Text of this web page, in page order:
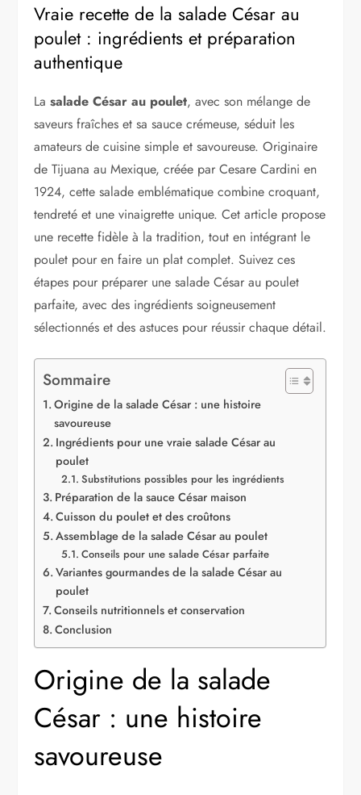
Vraie recette de la salade César au
poulet : ingrédients et préparation
authentique
Lasalade César au poulet, avec son mélange de
saveurs fraîches et sa sauce crémeuse, séduit les
amateurs de cuisine simple et savoureuse. Originaire
de Tijuana au Mexique, créée par Cesare Cardini en
1924, cette salade emblématique combine croquant,
tendreté et une vinaigrette unique. Cet article propose
une recette fidèle à la tradition, tout en intégrant le
poulet pour en faire un plat complet. Suivez ces
étapes pour préparer une salade César au poulet
parfaite, avec des ingrédients soigneusement
sélectionnés et des astuces pour réussir chaque détail.
Sommaire
Origine de la salade César : une histoire
savoureuse
Ingrédients pour une vraie salade César au
poulet
Substitutions possibles pour les ingrédients
Préparation de la sauce César maison
Cuisson du poulet et des croûtons
Assemblage de la salade César au poulet
Conseils pour une salade César parfaite
Variantes gourmandes de la salade César au
poulet
Conseils nutritionnels et conservation
Conclusion
Origine de la salade
César : une histoire
savoureuse